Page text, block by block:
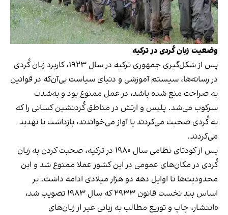
وضعیت زبان کُردی در ترکیه
پس از شکل‌گیری جمهوری ترکیه در سال ۱۹۲۳، کاربرد زبان کُردی
در رسانه‌ها، سیستم آموزشی و دنیای سیاست بی‌آن‌که در قوانین
به صراحت منع شده باشد، در عمل ممنوع بود و به‌شدت
سرکوب می‌شد. پلیس و ارتش در مناطق کُردنشین کسانی را که
به کُردی صحبت می‌کردند یا آواز می‌خواندند، بازداشت یا تهدید
می‌کردند.
پس از کودتای نظامی سال ۱۹۸۰ در ترکیه، صحبت کردن به زبان
کُردی در مکان‌های عمومی در این کشور عملا ممنوع شد و این
محدودیت‌ها تا اوایل دهه دو هزار میلادی ادامه داشت. بر
اساس بند نخست قانون ۲۹۳۳ که سال ۱۹۸۳ تصویب شد،
«انتشار، چاپ و توزیع مطالب به زبانی غیر از زبان‌های